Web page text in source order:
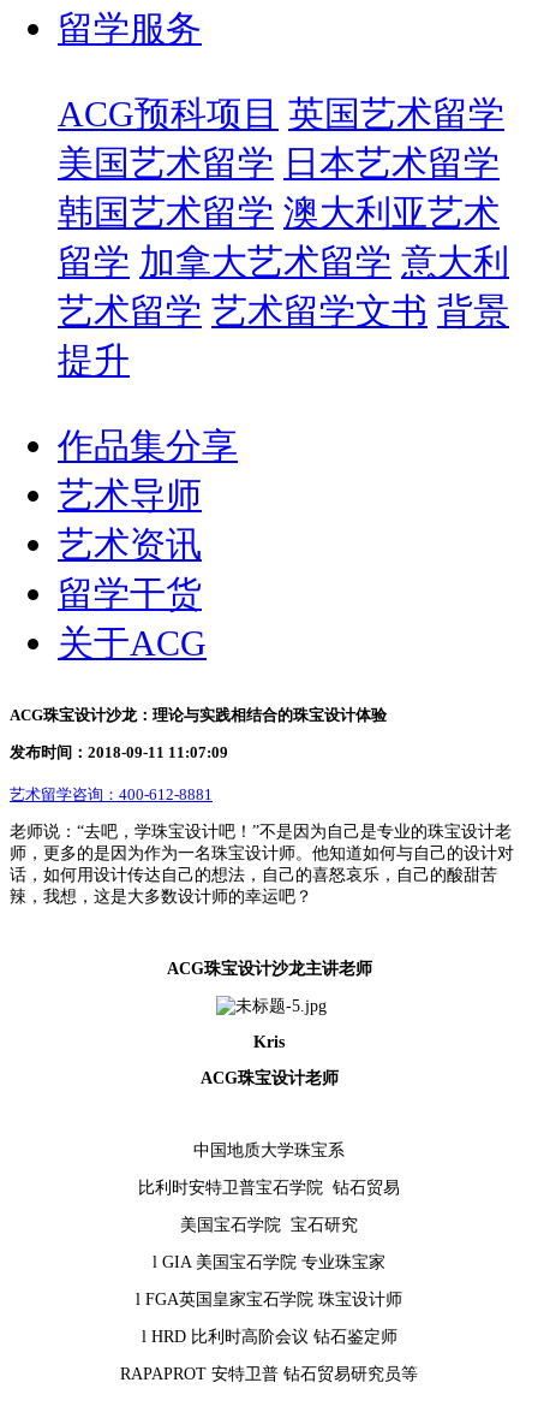
留学服务
ACG预科项目 英国艺术留学
美国艺术留学 日本艺术留学
韩国艺术留学 澳大利亚艺术
留学 加拿大艺术留学 意大利
艺术留学 艺术留学文书 背景
提升
作品集分享
艺术导师
艺术资讯
留学干货
关于ACG
ACG珠宝设计沙龙：理论与实践相结合的珠宝设计体验
发布时间：2018-09-11 11:07:09
艺术留学咨询： 400-612-8881
老师说： “去吧，学珠宝设计吧！”不是因为自己是专业的珠宝设计老
师，更多的是因为作为一名珠宝设计师。他知道如何与自己的设计对
话，如何用设计传达自己的想法，自己的喜怒哀乐，自己的酸甜苦
辣，我想，这是大多数设计师的幸运吧？
ACG珠宝设计沙龙主讲老师
Kris
ACG珠宝设计老师
中国地质大学珠宝系
比利时安特卫普宝石学院 钻石贸易
美国宝石学院 宝石研究
l GIA 美国宝石学院 专业珠宝家
l FGA英国皇家宝石学院 珠宝设计师
l HRD 比利时高阶会议 钻石鉴定师
RAPAPROT 安特卫普 钻石贸易研究员等